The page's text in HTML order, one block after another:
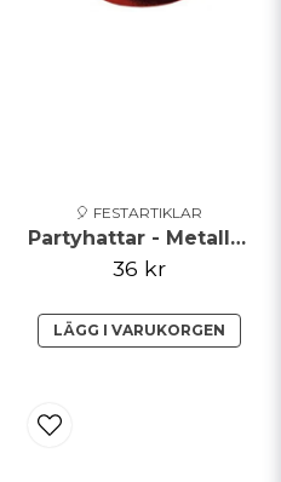
🎈 FESTARTIKLAR
Partyhattar - Metallic - Röd
36 kr
LÄGG I VARUKORGEN